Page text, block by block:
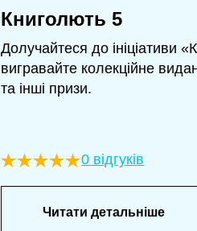
Книголють 5
Долучайтеся до ініціативи
вигравайте колекційне
та інші призи.
0 відгуків
Читати детальніше